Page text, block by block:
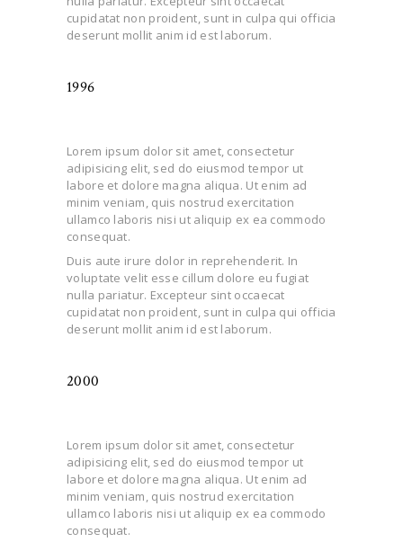
cupidatat non proident, sunt in culpa qui officia
deserunt mollit anim id est laborum.
1996
Lorem ipsum dolor sit amet, consectetur
adipisicing elit, sed do eiusmod tempor ut
labore et dolore magna aliqua. Ut enim ad
minim veniam, quis nostrud exercitation
ullamco laboris nisi ut aliquip ex ea commodo
consequat.
Duis aute irure dolor in reprehenderit. In
voluptate velit esse cillum dolore eu fugiat
nulla pariatur. Excepteur sint occaecat
cupidatat non proident, sunt in culpa qui officia
deserunt mollit anim id est laborum.
2000
Lorem ipsum dolor sit amet, consectetur
adipisicing elit, sed do eiusmod tempor ut
labore et dolore magna aliqua. Ut enim ad
minim veniam, quis nostrud exercitation
ullamco laboris nisi ut aliquip ex ea commodo
consequat.